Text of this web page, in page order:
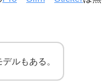
ルもある。